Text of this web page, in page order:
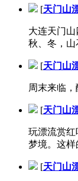
[天门山
大连天门
秋、冬，
[天门山
周末来临
[天门山
玩漂流赏红
梦境。这样
[天门山